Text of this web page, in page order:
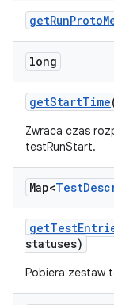
getRunProto
long
getStartTime
Zwraca czas
testRunStart.
Map<Test
getTest
statuses)
Pobiera zestaw